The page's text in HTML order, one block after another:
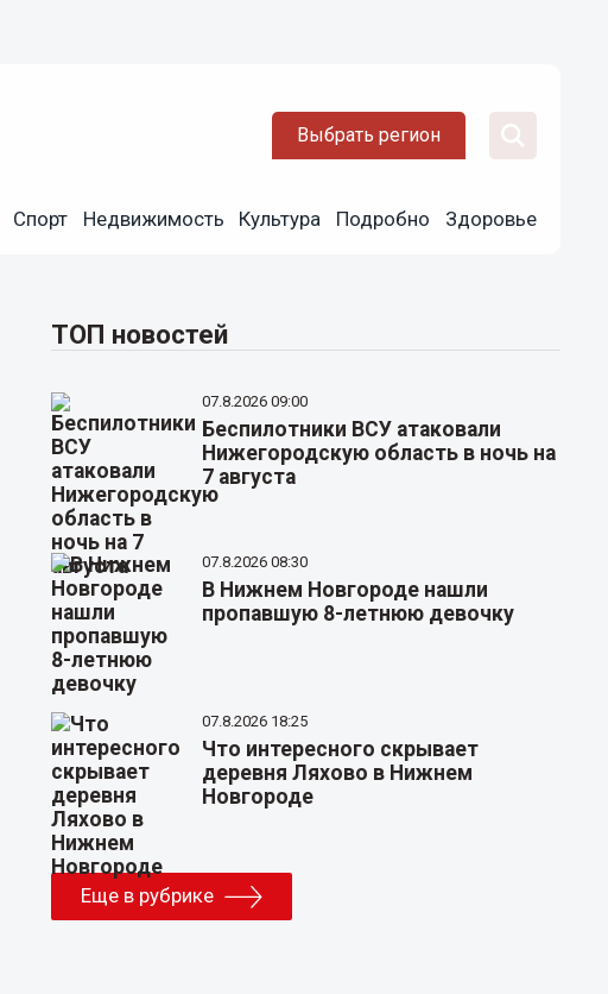
Выбрать регион
Спорт Недвижимость Культура Подробно Здоровье
ТОП новостей
07.8.2026 09:00
Беспилотники ВСУ атаковали
Нижегородскую область в ночь на
7 августа
07.8.2026 08:30
В Нижнем Новгороде нашли
пропавшую 8-летнюю девочку
07.8.2026 18:25
Что интересного скрывает
деревня Ляхово в Нижнем
Новгороде
Еще в рубрике